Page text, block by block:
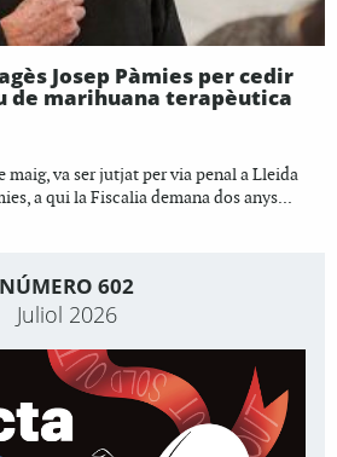
Josep Pàmies per cedir
de marihuana terapèutica
maig, va ser jutjat per via penal a Lleida
a qui la Fiscalia demana dos anys...
NÚMERO 602
Juliol 2026